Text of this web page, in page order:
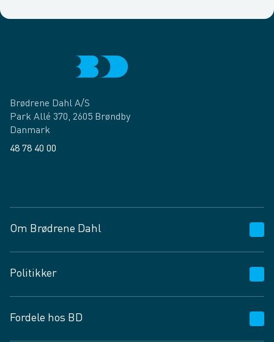
Brødrene Dahl A/S
Park Allé 370, 2605 Brøndby
Danmark
48 78 40 00
Om Brødrene Dahl
Vagttelefon 30 10 89 89
Spørgsmål og svar
Job og karriere
Politikker
Privatlivspolitik
Fordele hos BD